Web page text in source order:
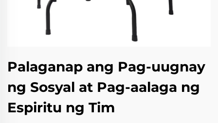
Palaganap ang Pag-uugnay
ng Sosyal at Pag-aalaga ng
Espiritu ng Tim